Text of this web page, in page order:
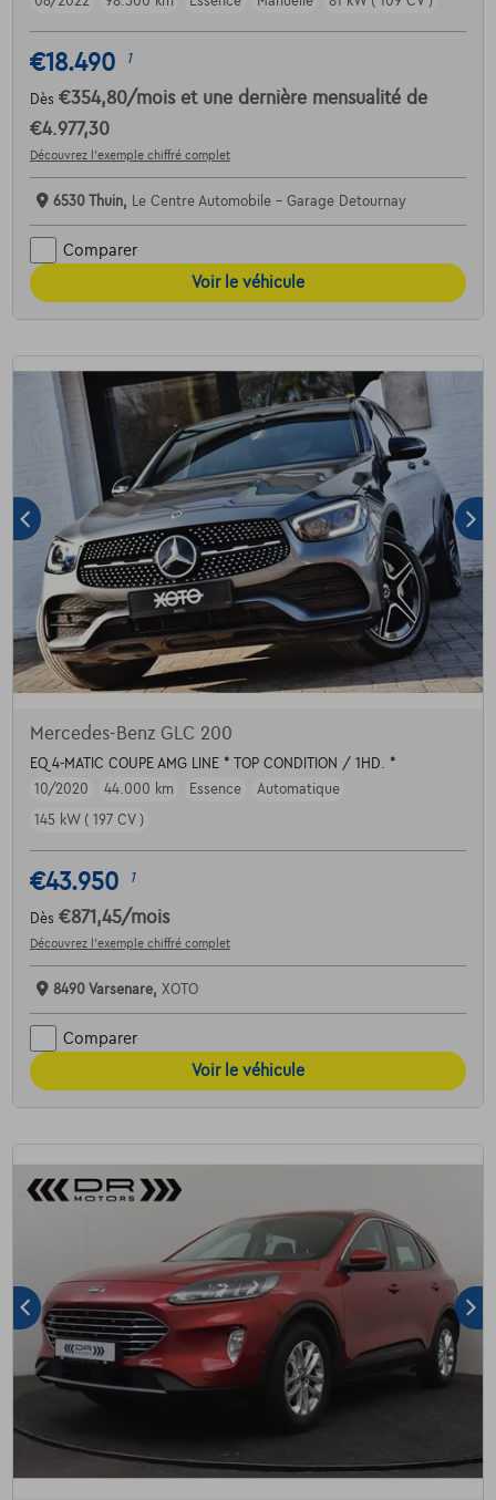
€18.490 1
Dès €354,80/mois et une dernière mensualité de
€4.977,30
Découvrez l’exemple chiffré complet
6530 Thuin, Le Centre Automobile - Garage Detournay
Comparer
Voir le véhicule
Mercedes-Benz GLC 200
EQ 4-MATIC COUPE AMG LINE * TOP CONDITION / 1HD. *
10/2020
44.000 km Essence
Automatique
145 kW ( 197 CV )
€43.950 1
Dès €871,45/mois
Découvrez l’exemple chiffré complet
8490 Varsenare, XOTO
Comparer
Voir le véhicule